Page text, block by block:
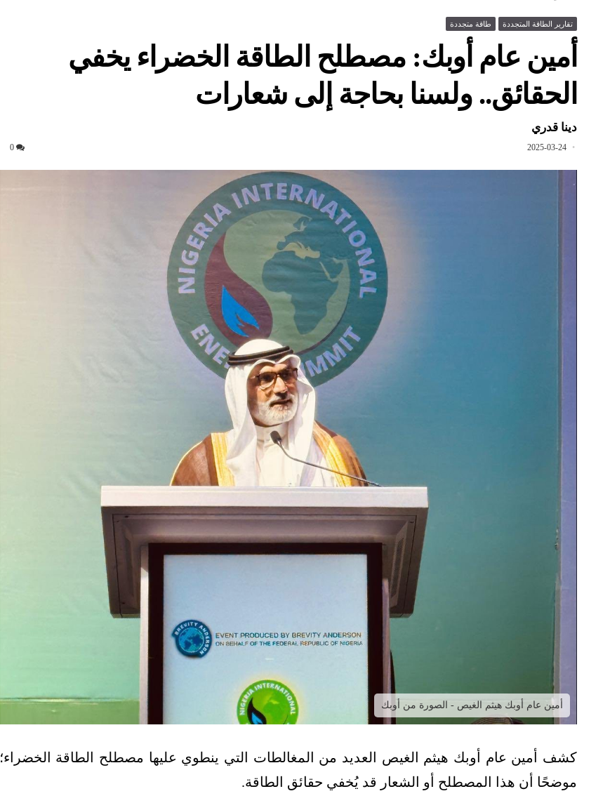
تقارير الطاقة المتجددة طاقة متجددة
أمين عام أوبك: مصطلح الطاقة الخضراء يخفي
الحقائق.. ولسنا بحاجة إلى شعارات
دينا قدري
2025-03-24
0
أمين عام أوبك هيثم الغيص - الصورة من أوبك
كشف أمين عام أوبك هيثم الغيص العديد من المغالطات التي ينطوي عليها مصطلح الطاقة الخضراء؛
موضحًا أن هذا المصطلح أو الشعار قد يُخفي حقائق الطاقة.